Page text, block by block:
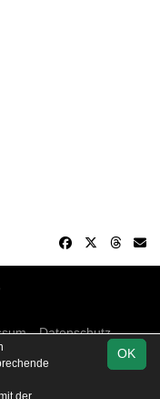
Datenschutz
OK
der